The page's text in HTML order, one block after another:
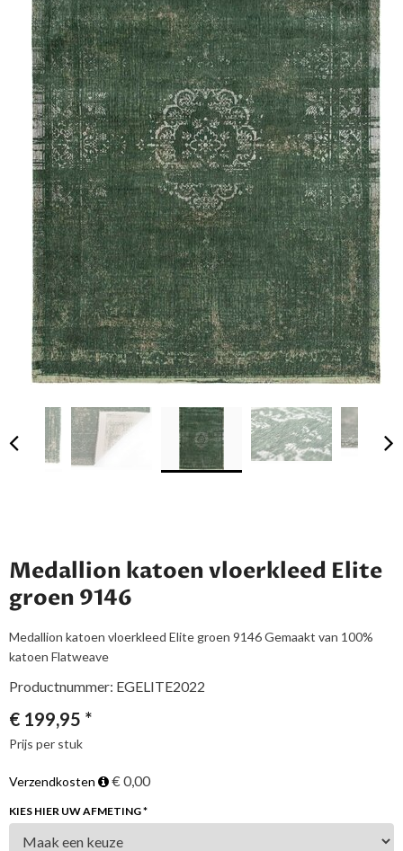
Medallion katoen vloerkleed Elite
groen 9146
Medallion katoen vloerkleed Elite groen 9146 Gemaakt van 100%
katoen Flatweave
Productnummer: EGELITE2022
€ 199,95 *
Prijs per stuk
Verzendkosten € 0,00
KIES HIER UW AFMETING *